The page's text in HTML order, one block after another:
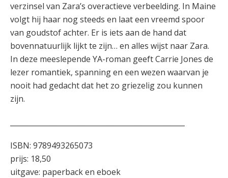
verzinsel van Zara’s overactieve verbeelding. In Maine
volgt hij haar nog steeds en laat een vreemd spoor
van goudstof achter. Er is iets aan de hand dat
bovennatuurlijk lijkt te zijn… en alles wijst naar Zara.
In deze meeslepende YA-roman geeft Carrie Jones de
lezer romantiek, spanning en een wezen waarvan je
nooit had gedacht dat het zo griezelig zou kunnen
zijn.
ISBN: 9789493265073
prijs: 18,50
uitgave: paperback en eboek